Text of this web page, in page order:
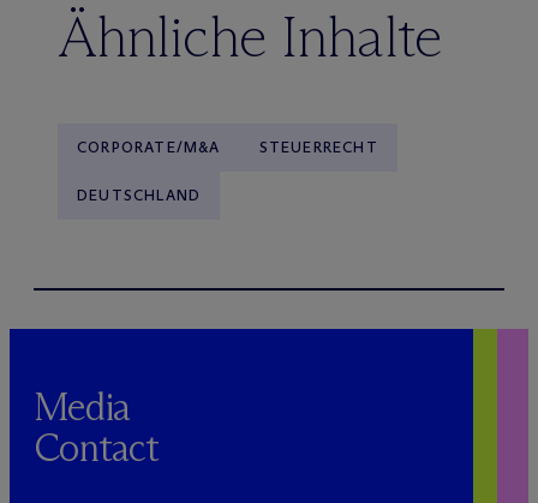
Ähnliche Inhalte
CORPORATE/M&A STEUERRECHT
DEUTSCHLAND
Media
Contact